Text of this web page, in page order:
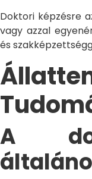
Doktori képzésre
vagy azzal
és
A